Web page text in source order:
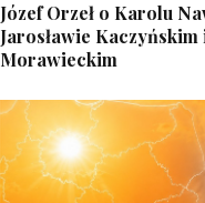
Józef Orzeł o Karolu
Jarosławie Kaczyńskim
Morawieckim